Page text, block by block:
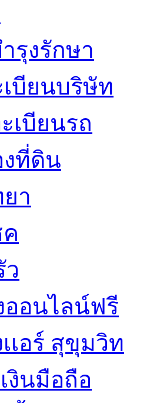
รุงรักษา
บียนบริษัท
เบียนรถ
ที่ดิน
า
อนไลน์ฟรี
เอร์ สุขุมวิท
งินมือถือ